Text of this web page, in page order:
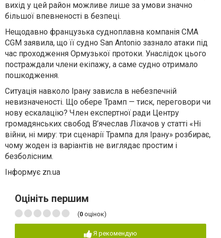
вихід у цей район можливе лише за умови значно
більшої впевненості в безпеці.
Нещодавно французька судноплавна компанія CMA
CGM заявила, що її судно San Antonio зазнало атаки під
час проходження Ормузької протоки. Унаслідок цього
постраждали члени екіпажу, а саме судно отримало
пошкодження.
Ситуація навколо Ірану зависла в небезпечній
невизначеності. Що обере Трамп — тиск, переговори чи
нову ескалацію? Член експертної ради Центру
громадянських свобод В’ячеслав Ліхачов у статті «Ні
війни, ні миру: три сценарії Трампа для Ірану» розбирає,
чому жоден із варіантів не виглядає простим і
безболісним.
Інформує zn.ua
Оцініть першим
(0 оцінок)
Я рекомендую